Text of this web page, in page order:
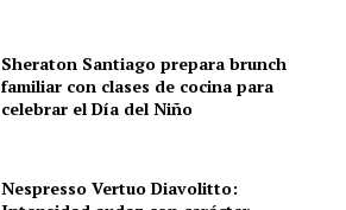
Sheraton Santiago prepara brunch
familiar con clases de cocina para
celebrar el Día del Niño
Nespresso Vertuo Diavolitto: